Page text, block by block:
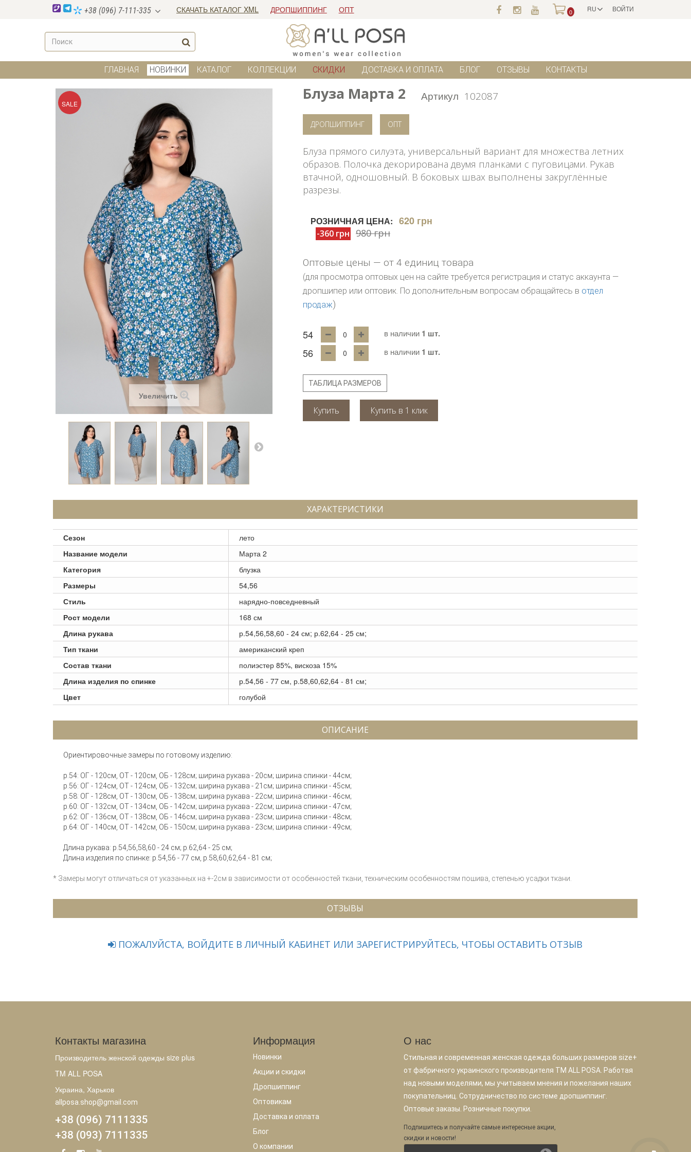
ВОЙТИ
RU
+38 (096) 7-111-335 СКАЧАТЬ КАТАЛОГ XML ДРОПШИППИНГ ОПТ 0
ГЛАВНАЯ НОВИНКИ КАТАЛОГ КОЛЛЕКЦИИ СКИДКИ ДОСТАВКА И ОПЛАТА БЛОГ ОТЗЫВЫ КОНТАКТЫ
SALE
Увеличить
Блуза Марта 2 Артикул 102087
ДРОПШИППИНГ ОПТ
Блуза прямого силуэта, универсальный вариант для множества летних
образов. Полочка декорирована двумя планками с пуговицами. Рукав
втачной, одношовный. В боковых швах выполнены закруглённые
разрезы.
РОЗНИЧНАЯ ЦЕНА: 620 грн
-360 грн 980 грн
Оптовые цены — от 4 единиц товара
(для просмотра оптовых цен на сайте требуется регистрация и статус аккаунта —
дропшипер или оптовик. По дополнительным вопросам обращайтесь в отдел
продаж)
54 в наличии 1 шт.
56 в наличии 1 шт.
ТАБЛИЦА РАЗМЕРОВ
Купить
ХАРАКТЕРИСТИКИ
Сезон
лето
Название модели
Марта 2
Категория
блузка
Размеры
54,56
Стиль
нарядно-повседневный
Рост модели
168 см
Длина рукава
р.54,56,58,60 - 24 см; р.62,64 - 25 см;
Тип ткани
американский креп
Состав ткани
полиэстер 85%, вискоза 15%
Длина изделия по спинке
р.54,56 - 77 см, р.58,60,62,64 - 81 см;
Цвет
голубой
ОПИСАНИЕ
Ориентировочные замеры по готовому изделию:
р.54: ОГ - 120см, ОТ - 120см, ОБ - 128см; ширина рукава - 20см; ширина спинки - 44см;
р.56: ОГ - 124см, ОТ - 124см, ОБ - 132см; ширина рукава - 21см; ширина спинки - 45см;
р.58: ОГ - 128см, ОТ - 130см, ОБ - 138см; ширина рукава - 22см; ширина спинки - 46см;
р.60: ОГ - 132см, ОТ - 134см, ОБ - 142см; ширина рукава - 22см; ширина спинки - 47см;
р.62: ОГ - 136см, ОТ - 138см, ОБ - 146см; ширина рукава - 23см; ширина спинки - 48см;
р.64: ОГ - 140см, ОТ - 142см, ОБ - 150см; ширина рукава - 23см; ширина спинки - 49см;
Длина рукава: р.54,56,58,60 - 24 см; р.62,64 - 25 см;
Длина изделия по спинке: р.54,56 - 77 см, р.58,60,62,64 - 81 см;
* Замеры могут отличаться от указанных на +-2см в зависимости от особенностей ткани, техническим особенностям пошива, степенью усадки ткани.
ОТЗЫВЫ
ПОЖАЛУЙСТА, ВОЙДИТЕ В ЛИЧНЫЙ КАБИНЕТ ИЛИ ЗАРЕГИСТРИРУЙТЕСЬ, ЧТОБЫ ОСТАВИТЬ ОТЗЫВ
Контакты магазина
Производитель женской одежды size plus
TM ALL POSA
Украина, Харьков
allposa.shop@gmail.com
+38 (096) 7111335
+38 (093) 7111335
Информация
Новинки
Акции и скидки
Дропшиппинг
Оптовикам
Доставка и оплата
Блог
О компании
О нас
Стильная и современная женская одежда больших размеров size+
от фабричного украинского производителя TM ALL POSA. Работая
над новыми моделями, мы учитываем мнения и пожелания наших
покупательниц. Сотрудничество по системе дропшиппинг.
Оптовые заказы. Розничные покупки.
Подпишитесь и получайте самые интересные акции,
скидки и новости!